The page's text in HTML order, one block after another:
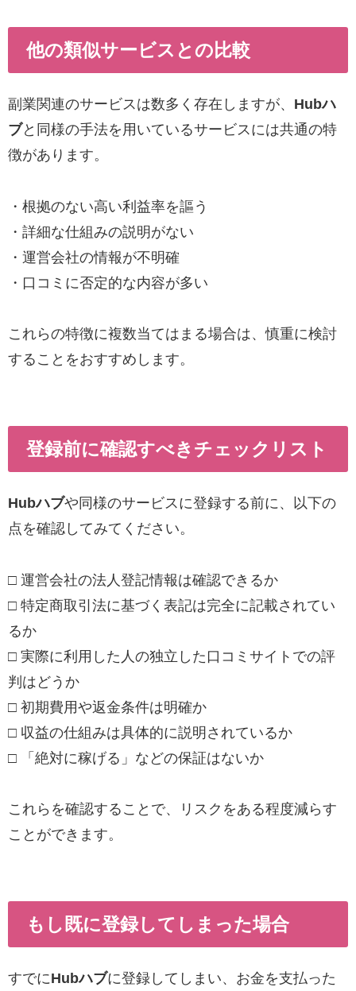
他の類似サービスとの比較
副業関連のサービスは数多く存在しますが、
Hubハ
ブ と同様の手法を用いているサービスには共通の特
徴があります。
・根拠のない高い利益率を謳う
・詳細な仕組みの説明がない
・運営会社の情報が不明確
・口コミに否定的な内容が多い
これらの特徴に複数当てはまる場合は、慎重に検討
することをおすすめします。
登録前に確認すべきチェックリスト
Hubハブや同様のサービスに登録する前に、以下の
点を確認してみてください。
□ 運営会社の法人登記情報は確認できるか
□ 特定商取引法に基づく表記は完全に記載されてい
るか
□ 実際に利用した人の独立した口コミサイトでの評
判はどうか
□ 初期費用や返金条件は明確か
□ 収益の仕組みは具体的に説明されているか
□ 「絶対に稼げる」などの保証はないか
これらを確認することで、リスクをある程度減らす
ことができます。
もし既に登録してしまった場合
すでに Hubハブに登録してしまい、お金を支払った